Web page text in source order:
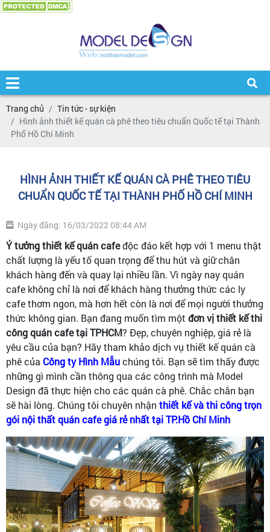
Trang chủ
Tin tức - sự kiện
Hình ảnh thiết kế quán cà phê theo tiêu chuẩn Quốc tế tại Thành
Phố Hồ Chí Minh
HÌNH ẢNH THIẾT KẾ QUÁN CÀ PHÊ THEO TIÊU
CHUẨN QUỐC TẾ TẠI THÀNH PHỐ HỒ CHÍ MINH
Ngày đăng: 16/03/2022 08:44 AM
Ý tưởng thiết kế quán cafeđộc đáo kết hợp với 1 menu thật
chất lượng là yếu tố quan trọng để thu hút và giữ chân
khách hàng đến và quay lại nhiều lần. Vì ngày nay quán
cafe không chỉ là nơi để khách hàng thưởng thức các ly
cafe thơm ngon, mà hơn hết còn là nơi để mọi người thưởng
thức không gian. Bạn đang muốn tìm một đơn vị thiết kế thi
công quán cafe tại TPHCM? Đẹp, chuyên nghiệp, giá rẻ là
yêu cầu của bạn? Hãy tham khảo dịch vụ thiết kế quán cà
phê của Công ty Hình Mẫuchúng tôi. Bạn sẽ tìm thấy được
những gì mình cần thông qua các công trình mà Model
Design đã thực hiện cho các quán cà phê. Chắc chắn bạn
sẽ hài lòng. Chúng tôi chuyên nhận thiết kế và thi công trọn
gói nội thất quán cafe giá rẻ nhất tại TP.Hồ Chí Minh